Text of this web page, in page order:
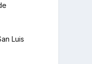
Luis